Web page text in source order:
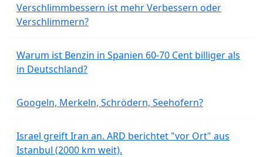
Verschlimmbessern ist mehr Verbessern oder
Verschlimmern?
Warum ist Benzin in Spanien 60-70 Cent billiger als
in Deutschland?
Googeln, Merkeln, Schrödern, Seehofern?
Israel greift Iran an. ARD berichtet "vor Ort" aus
Istanbul (2000 km weit).